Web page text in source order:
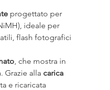
progettato per
ideale per
flash fotografici
, che mostra in
Grazie alla carica
e ricaricata